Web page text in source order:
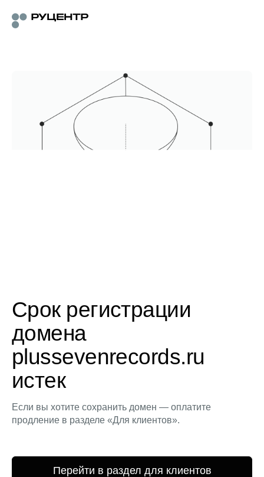
Срок регистрации
домена
plussevenrecords.ru
истек
Если вы хотите сохранить домен — оплатите
продление в разделе «Для клиентов».
Перейти в раздел для клиентов